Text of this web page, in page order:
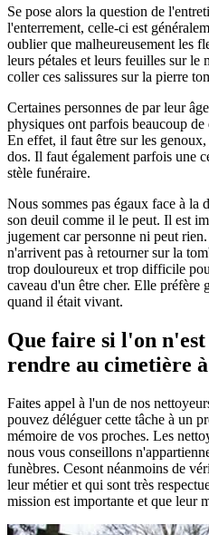
Se pose alors la question de
l'enterrement, celle-ci est
oublier que malheureusement les
leurs pétales et leurs feuilles sur
coller ces salissures sur la pierre
Certaines personnes de par leur
physiques ont parfois beaucoup
En effet, il faut être sur les
dos. Il faut également parfois une
stèle funéraire.
Nous sommes pas égaux face à la
son deuil comme il le peut. Il est
jugement car personne ni peut
n'arrivent pas à retourner sur la
trop douloureux et trop difficile
caveau d'un être cher. Elle préfère
quand il était vivant.
Que faire si l'on n'est
rendre au cimetière
Faites appel à l'un de nos
pouvez déléguer cette tâche à un
mémoire de vos proches. Les
nous vous conseillons
funèbres. Cesont néanmoins de
leur métier et qui sont très
mission est importante et que leur